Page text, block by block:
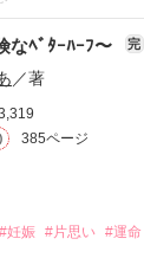
してお楽しみく
品を読む
する──。
を助長するもの
奨するものでも
、実際に起きた事
なﾍﾞﾀｰﾊｰﾌ〜 完
／著
385ページ
#妊娠 #片思い #運命